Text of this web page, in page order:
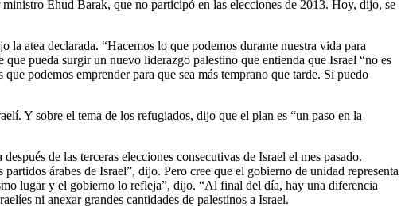
Ehud Barak, que no participó en las elecciones de 2013. Hoy, dijo, se
atea declarada. “Hacemos lo que podemos durante nuestra vida para
pueda surgir un nuevo liderazgo palestino que entienda que Israel “no es
podemos emprender para que sea más temprano que tarde. Si puedo
Y sobre el tema de los refugiados, dijo que el plan es “un paso en la
de las terceras elecciones consecutivas de Israel el mes pasado.
árabes de Israel”, dijo. Pero cree que el gobierno de unidad representa
lugar y el gobierno lo refleja”, dijo. “Al final del día, hay una diferencia
ni anexar grandes cantidades de palestinos a Israel.